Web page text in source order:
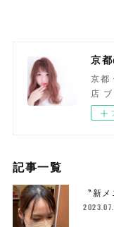
京都
店
記事一覧
〝新